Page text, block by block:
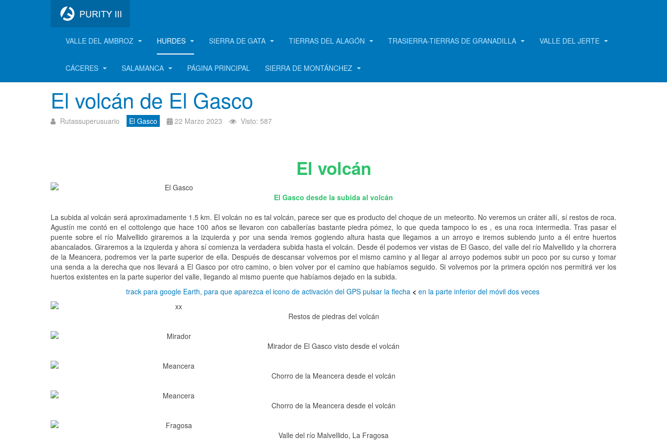
VALLE DEL AMBROZ HURDES SIERRA DE GATA TIERRAS DEL ALAGÓN TRASIERRA-TIERRAS DE GRANADILLA VALLE DEL JERTE
CÁCERES SALAMANCA PÁGINA PRINCIPAL SIERRA DE MONTÁNCHEZ
El Gasco
El volcán de El Gasco
Rutassuperusuario El Gasco 22 Marzo 2023 Visto: 587
El volcán
El Gasco desde la subida al volcán
La subida al volcán será aproximadamente 1.5 km. El volcán no es tal volcán, parece ser que es producto del choque de un meteorito. No veremos un cráter allí, sí restos de roca.
Agustín me contó en el cottolengo que hace 100 años se llevaron con caballerías bastante piedra pómez, lo que queda tampoco lo es , es una roca intermedia. Tras pasar el
puente sobre el río Malvellido giraremos a la izquierda y por una senda iremos gogiendo altura hasta que llegamos a un arroyo e iremos subiendo junto a él entre huertos
abancalados. Giraremos a la izquierda y ahora sí comienza la verdadera subida hasta el volcán. Desde él podemos ver vistas de El Gasco, del valle del río Malvellido y la chorrera
de la Meancera, podremos ver la parte superior de ella. Después de descansar volvemos por el mismo camino y al llegar al arroyo podemos subir un poco por su curso y tomar
una senda a la derecha que nos llevará a El Gasco por otro camino, o bien volver por el camino que habíamos seguido. Si volvemos por la primera opción nos permitirá ver los
huertos existentes en la parte superior del valle, llegando al mismo puente que habíamos dejado en la subida.
track para google Earth, para que aparezca el icono de activación del GPS pulsar la flecha < en la parte inferior del móvil dos veces
Restos de piedras del volcán
Mirador de El Gasco visto desde el volcán
Chorro de la Meancera desde el volcán
Chorro de la Meancera desde el volcán
Valle del río Malvellido, La Fragosa